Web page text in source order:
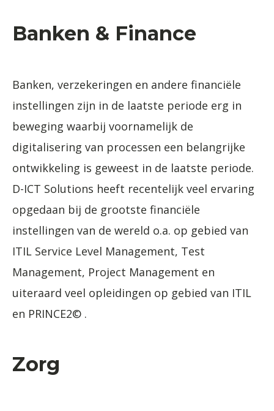
Banken & Finance
Banken, verzekeringen en andere financiële
instellingen zijn in de laatste periode erg in
beweging waarbij voornamelijk de
digitalisering van processen een belangrijke
ontwikkeling is geweest in de laatste periode.
D-ICT Solutions heeft recentelijk veel ervaring
opgedaan bij de grootste financiële
instellingen van de wereld o.a. op gebied van
ITIL Service Level Management, Test
Management, Project Management en
uiteraard veel opleidingen op gebied van ITIL
en PRINCE2© .
Zorg